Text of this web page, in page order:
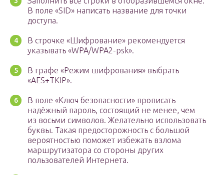
В поле «SID» написать название для точки
доступа.
В строчке «Шифрование» рекомендуется
указывать «WPA/WPA2-psk».
В графе «Режим шифрования» выбрать
«AES+TKIP».
В поле «Ключ безопасности» прописать
надёжный пароль, состоящий не менее, чем
из восьми символов. Желательно использовать
буквы. Такая предосторожность с большой
вероятностью поможет избежать взлома
маршрутизатора со стороны других
пользователей Интернета.